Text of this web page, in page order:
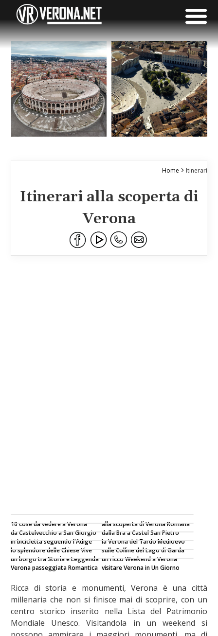
Home Itinerari
Itinerari alla scoperta di
Verona
10 cose da vedere a Verona
alla scoperta di Verona Romana
da Castelvecchio a San Giorgio
dalla Bra a Castel San Pietro
in bicicletta seguendo l'Adige
la Verona del Tardo Medioevo
lo splendore delle Chiese Vive
sulle Colline del Lago di Garda
un borgo tra Storia e Leggenda un ricco Weekend a Verona
Verona passeggiata Romantica visitare Verona in Un Giorno
Ricca di storia e monumenti, Verona è una città
millenaria che non si finisce mai di scoprire, con un
centro storico inserito nella Lista del Patrimonio
Mondiale Unesco. Visitandola in un weekend si